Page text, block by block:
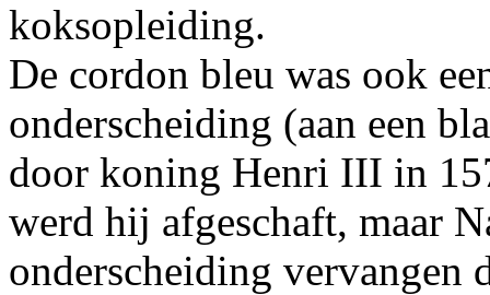
koksopleiding.
De cordon bleu was ook
onderscheiding (aan een
door koning Henri III in
werd hij afgeschaft, maar
onderscheiding vervangen